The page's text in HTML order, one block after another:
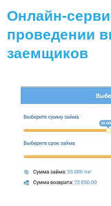
Онлайн-
проведении
заемщиков